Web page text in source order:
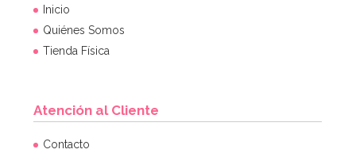
Inicio
Quiénes Somos
Tienda Física
Atención al Cliente
Contacto